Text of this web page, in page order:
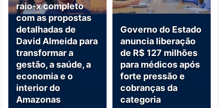
raio-x completo
com as propostas
detalhadas de
David Almeida para
transformar a
gestão, a saúde, a
economia e o
interior do
Amazonas
Governo do Estado
anuncia liberação
de R$ 127 milhões
para médicos após
forte pressão e
cobranças da
categoria